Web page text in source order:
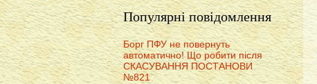
Популярні повідомлення
Борг ПФУ не повернуть
автоматично! Що робити після
СКАСУВАННЯ ПОСТАНОВИ
№821